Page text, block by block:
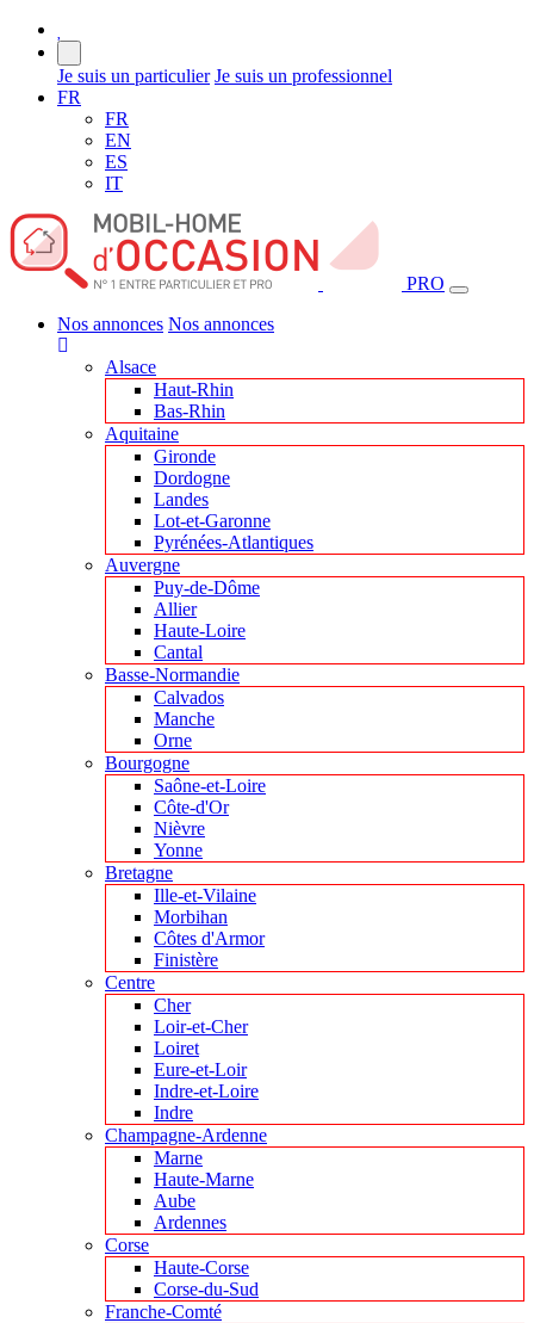
Je suis un particulier Je suis un professionnel
FR
FR
EN
ES
IT
PRO
Nos annonces Nos annonces
Alsace
Haut-Rhin
Bas-Rhin
Aquitaine
Gironde
Dordogne
Landes
Lot-et-Garonne
Pyrénées-Atlantiques
Auvergne
Puy-de-Dôme
Allier
Haute-Loire
Cantal
Basse-Normandie
Calvados
Manche
Orne
Bourgogne
Saône-et-Loire
Côte-d'Or
Nièvre
Yonne
Bretagne
Ille-et-Vilaine
Morbihan
Côtes d'Armor
Finistère
Centre
Cher
Loir-et-Cher
Loiret
Eure-et-Loir
Indre-et-Loire
Indre
Champagne-Ardenne
Marne
Haute-Marne
Aube
Ardennes
Corse
Haute-Corse
Corse-du-Sud
Franche-Comté